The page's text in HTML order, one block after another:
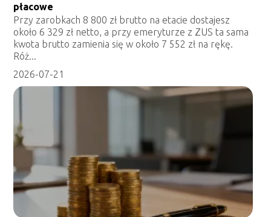
płacowe
Przy zarobkach 8 800 zł brutto na etacie dostajesz
około 6 329 zł netto, a przy emeryturze z ZUS ta sama
kwota brutto zamienia się w około 7 552 zł na rękę.
Róż...
2026-07-21